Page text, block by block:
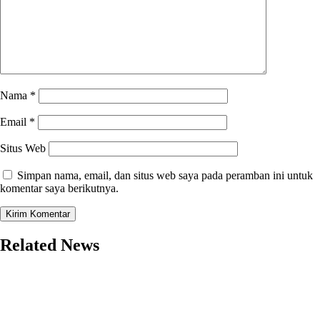
Nama *
Email *
Situs Web
Simpan nama, email, dan situs web saya pada peramban ini untuk
komentar saya berikutnya.
Related News